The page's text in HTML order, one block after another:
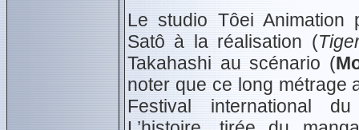
Le studio Tôei Animation
Satô à la réalisation (
Takahashi au scénario (
noter que ce long métrage
Festival international